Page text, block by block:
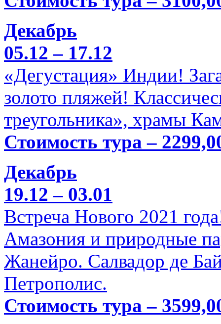
Декабрь
05.12 – 17.12
«Дегустация» Индии!
золото пляжей!
треугольника», храмы
Стоимость тура –
Декабрь
19.12 – 03.01
Встреча Нового 2021
Амазония и природные
Жанейро. Салвадор де
Петрополис.
Стоимость тура –